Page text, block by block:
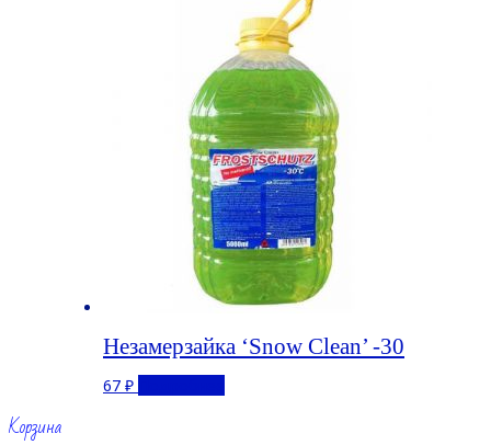
Незамерзайка ‘Snow Clean’ -30
67 ₽
Корзина